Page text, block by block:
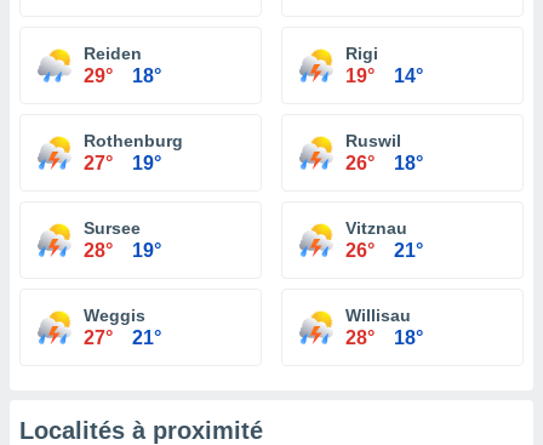
Reiden
29° 18°
Rigi
19° 14°
Rothenburg
27° 19°
Ruswil
26° 18°
Sursee
28° 19°
Vitznau
26° 21°
Weggis
27° 21°
Willisau
28° 18°
Localités à proximité